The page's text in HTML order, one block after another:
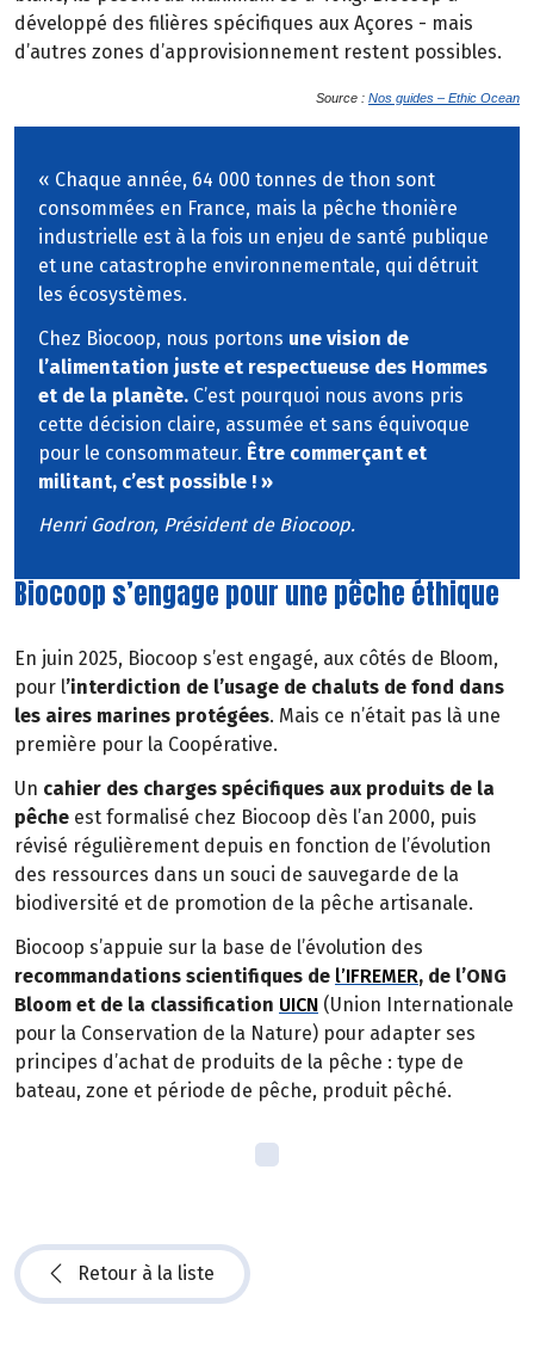
développé des filières spécifiques aux Açores - mais
d’autres zones d’approvisionnement restent possibles.
Source : Nos guides – Ethic Ocean
« Chaque année, 64 000 tonnes de thon sont
consommées en France, mais la pêche thonière
industrielle est à la fois un enjeu de santé publique
et une catastrophe environnementale, qui détruit
les écosystèmes.
Chez Biocoop, nous portons une vision de
l’alimentation juste et respectueuse des Hommes
et de la planète. C’est pourquoi nous avons pris
cette décision claire, assumée et sans équivoque
pour le consommateur. Être commerçant et
militant, c’est possible ! »
Henri Godron, Président de Biocoop.
Biocoop s’engage pour une pêche éthique
En juin 2025, Biocoop s’est engagé, aux côtés de Bloom,
pour l’interdiction de l’usage de chaluts de fond dans
les aires marines protégées. Mais ce n’était pas là une
première pour la Coopérative.
Un cahier des charges spécifiques aux produits de la
pêche est formalisé chez Biocoop dès l’an 2000, puis
révisé régulièrement depuis en fonction de l’évolution
des ressources dans un souci de sauvegarde de la
biodiversité et de promotion de la pêche artisanale.
Biocoop s’appuie sur la base de l’évolution des
recommandations scientifiques de l’IFREMER, de l’ONG
Bloom et de la classification UICN (Union Internationale
pour la Conservation de la Nature) pour adapter ses
principes d’achat de produits de la pêche : type de
bateau, zone et période de pêche, produit pêché.
Retour à la liste